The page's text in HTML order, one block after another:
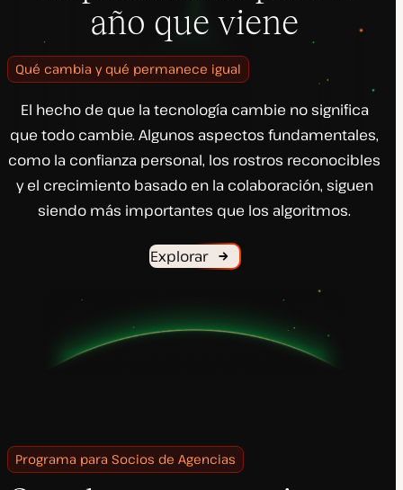
año que viene
Qué cambia y qué permanece igual
El hecho de que la tecnología cambie no significa
que todo cambie. Algunos aspectos fundamentales,
como la confianza personal, los rostros reconocibles
y el crecimiento basado en la colaboración, siguen
siendo más importantes que los algoritmos.
Explorar
Programa para Socios de Agencias